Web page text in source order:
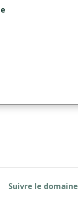
Suivre le domaine